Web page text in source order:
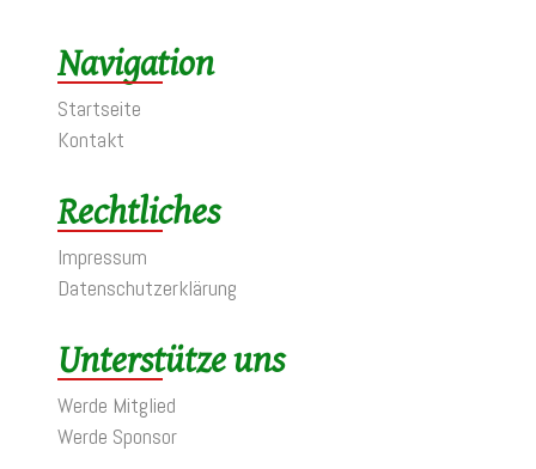
Navigation
Startseite
Kontakt
Rechtliches
Impressum
Datenschutzerklärung
Unterstütze uns
Werde Mitglied
Werde Sponsor